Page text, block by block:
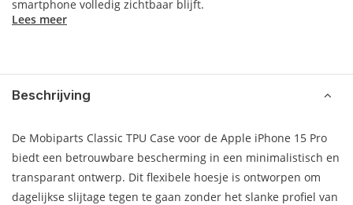
smartphone volledig zichtbaar blijft.
Lees meer
Beschrijving
De Mobiparts Classic TPU Case voor de Apple iPhone 15 Pro
biedt een betrouwbare bescherming in een minimalistisch en
transparant ontwerp. Dit flexibele hoesje is ontworpen om
dagelijkse slijtage tegen te gaan zonder het slanke profiel van